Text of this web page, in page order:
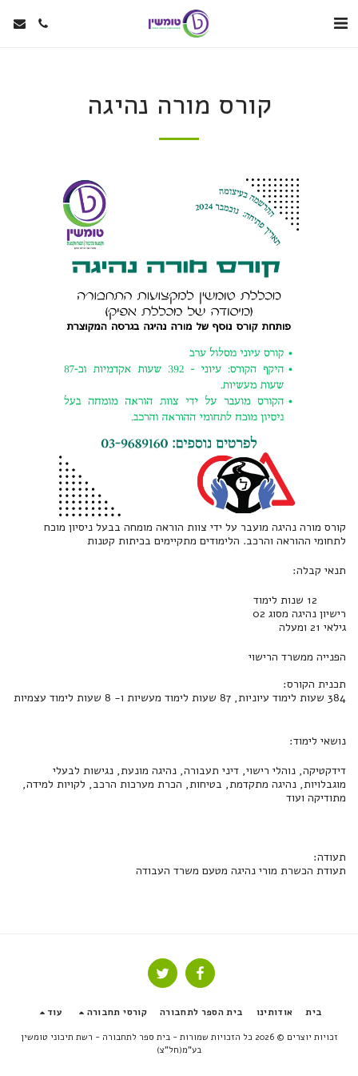
קורס מורה נהיגה
קורס מורה נהיגה מועבר על ידי צוות הוראה מומחה בבעל ניסיון מוכח
לתחומי ההוראה והרכב. הלימודים מתקיימים בכיתות קטנות
תנאי קבלה:
רישיון נהיגה מסוג 02
גילאי 21 ומעלה
הפנייה ממשרד הרישוי
תכנית הקורס:
384 שעות לימוד עיוניות, 87 שעות לימוד מעשיות ו- 8 שעות לימוד עצמיות
נושאי לימוד:
דידקטיקה, נוהלי רישוי, דיני תעבורה, נהיגה מונעת, נגישות לבעלי
מוגבלויות, נהיגה מתקדמת, בטיחות, הכרת מערכות הרכב, לקויות למידה,
מתודיקה ועוד
תעודה:
תעודת הכשרת מורי נהיגה מטעם משרד העבודה
בית אודותינו בית הספר לתחבורה קורסי תחבורה עוד
זכויות יוצרים © 2026 כל הזכויות שמורות -
בית ספר לתחבורה - רשת תיכוני טומשין
בע"מ(חל"צ)